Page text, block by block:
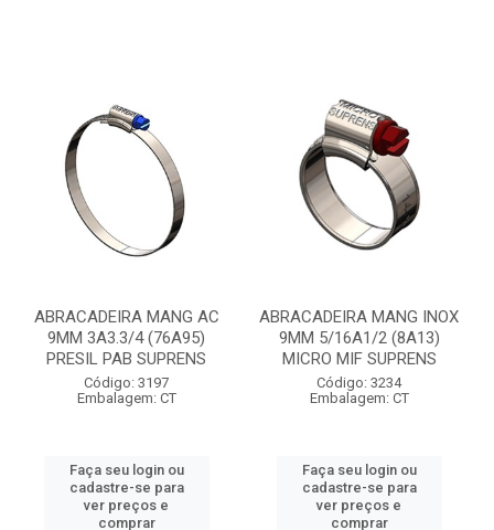
ABRACADEIRA MANG AC
9MM 3A3.3/4 (76A95)
PRESIL PAB SUPRENS
Código: 3197
Embalagem: CT
Faça seu login ou
cadastre-se para
ver preços e
comprar
ABRACADEIRA MANG INOX
9MM 5/16A1/2 (8A13)
MICRO MIF SUPRENS
Código: 3234
Embalagem: CT
Faça seu login ou
cadastre-se para
ver preços e
comprar